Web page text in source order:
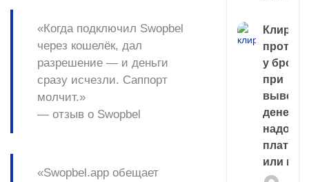
«Когда подключил Swopbel
через кошелёк, дал
разрешение — и деньги
сразу исчезли. Саппорт
молчит.»
— отзыв о Swopbel
«Swopbel.app обещает
Клиринг
у
при
выводе
денег,
надо
платить
или